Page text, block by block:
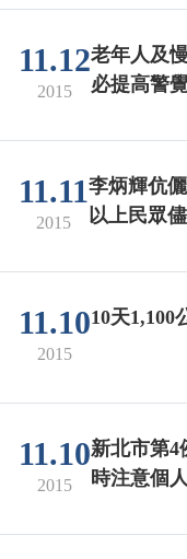
11.12
2015
老年人及
必提高警
11.11
2015
李炳輝伉
以上民眾
11.10
2015
10天1,100
11.10
2015
新北市第4
時注意個